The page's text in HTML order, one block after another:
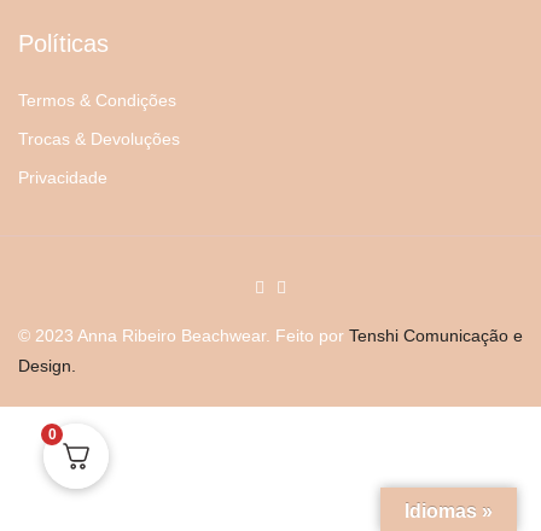
Políticas
Termos & Condições
Trocas & Devoluções
Privacidade
© 2023 Anna Ribeiro Beachwear. Feito por Tenshi Comunicação e
Design.
Idiomas »
0